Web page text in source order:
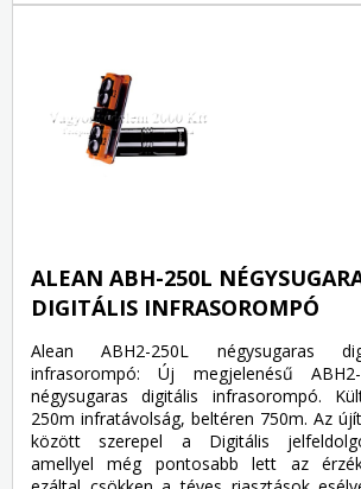
ALEAN ABH-250L
DIGITÁLIS INFRASOROMPÓ
Alean ABH2-250L négysugaras
infrasorompó: Új megjelenésű ABH2-
négysugaras digitális infrasorompó.
250m infratávolság, beltéren 750m. Az
között szerepel a Digitális
amellyel még pontosabb lett az